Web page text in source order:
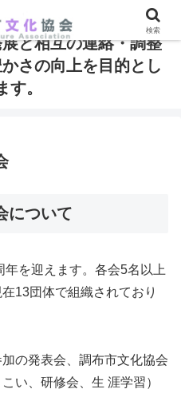
・文化の発信と振興
と相互の連絡・調整
さの向上を目的とし
す。
について
を迎えます。各会5名以上
13団体で組織されており
の発表会、調布市文化協会
い、研修会、生 涯学習）
検索